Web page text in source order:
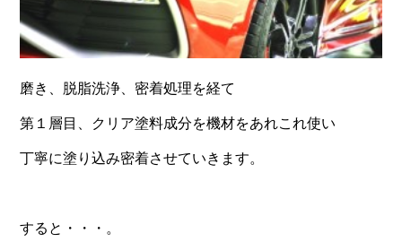
磨き、脱脂洗浄、密着処理を経て
第１層目、クリア塗料成分を機材をあれこれ使い
丁寧に塗り込み密着させていきます。
すると・・・。